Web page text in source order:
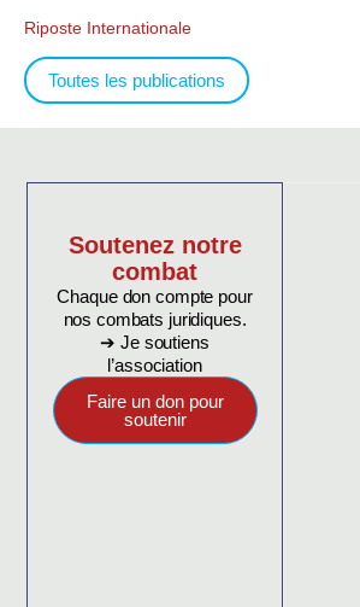
Riposte Internationale
Toutes les publications
Soutenez notre
combat
Chaque don compte pour
nos combats juridiques.
➔ Je soutiens
l’association
Faire un don pour
soutenir